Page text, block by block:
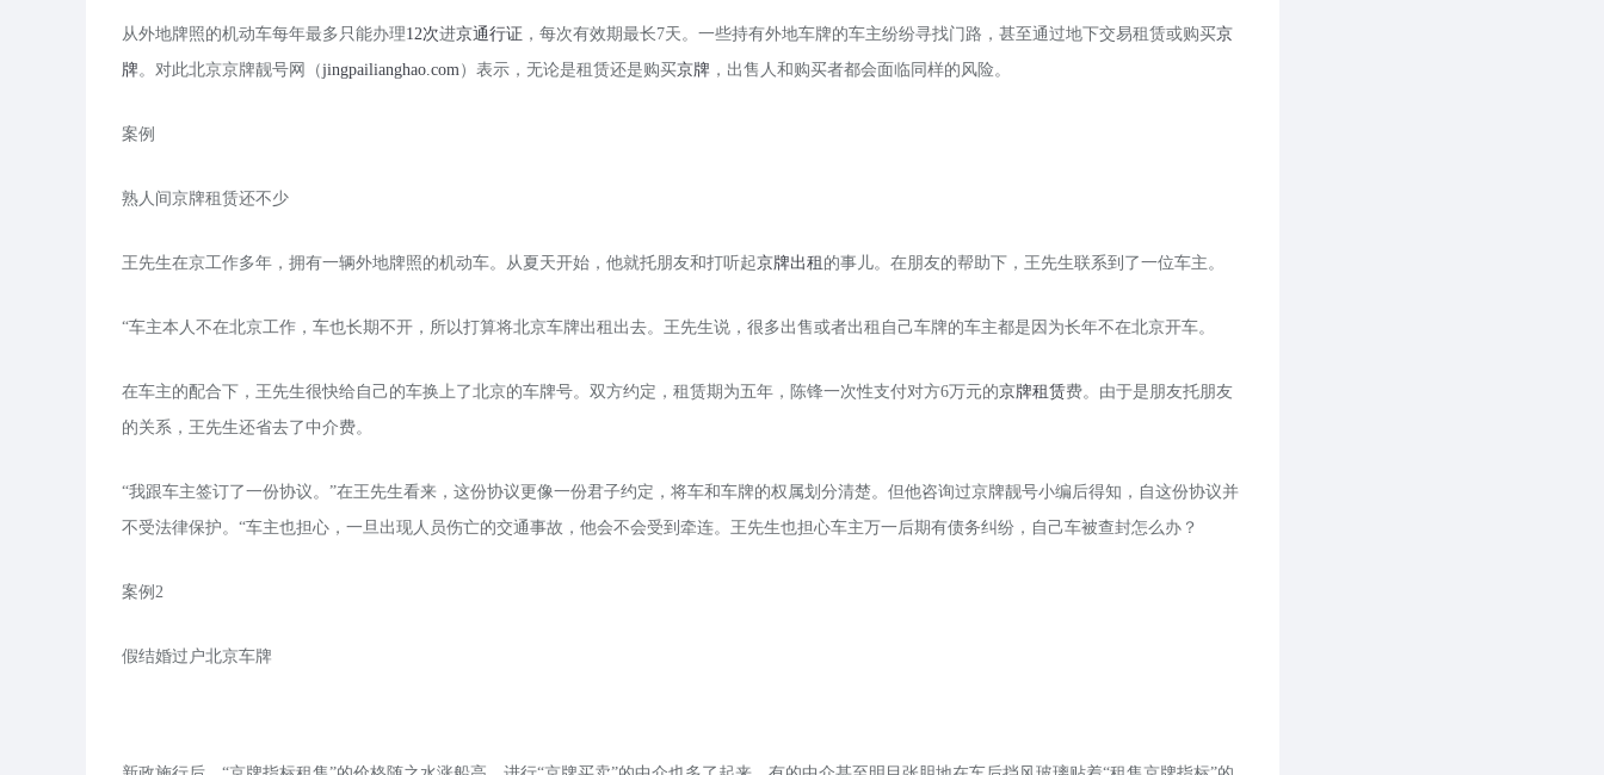
从外地牌照的机动车每年最多只能办理12次进京通行证 ，每次有效期最长7天。一些持有外地车牌的车主纷纷寻找门路，甚至通过地下交易租赁或购买京
牌。对此北京京牌靓号网（jingpailianghao.com）表示，无论是租赁还是购买京牌 ，出售人和购买者都会面临同样的风险。
案例
熟人间京牌租赁还不少
王先生在京工作多年，拥有一辆外地牌照的机动车。从夏天开始，他就托朋友和打听起京牌出租 的事儿。在朋友的帮助下，王先生联系到了一位车主。
“车主本人不在北京工作，车也长期不开，所以打算将北京车牌出租出去。王先生说，很多出售或者出租自己车牌的车主都是因为长年不在北京开车。
在车主的配合下，王先生很快给自己的车换上了北京的车牌号。双方约定，租赁期为五年，陈锋一次性支付对方6万元的京牌租赁费。由于是朋友托朋友
的关系，王先生还省去了中介费。
“我跟车主签订了一份协议。”在王先生看来，这份协议更像一份君子约定，将车和车牌的权属划分清楚。但他咨询过京牌靓号小编后得知，自这份协议并
不受法律保护。“车主也担心，一旦出现人员伤亡的交通事故，他会不会受到牵连。王先生也担心车主万一后期有债务纠纷，自己车被查封怎么办？
案例2
假结婚过户北京车牌